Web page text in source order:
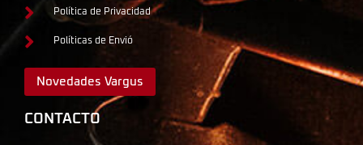
Política de Privacidad
Políticas de Envió
Novedades Vargus
CONTACTO